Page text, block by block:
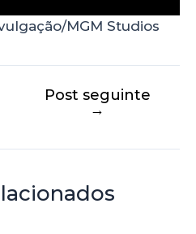
MGM Studios
Post seguinte
→